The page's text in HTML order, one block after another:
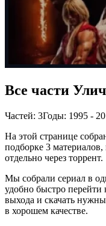
Все части
Частей: 3Годы: 1995 -
На этой странице
подборке 3
отдельно через торрент.
Мы собрали сериал в
удобно быстро
выхода и скачать
в хорошем качестве.